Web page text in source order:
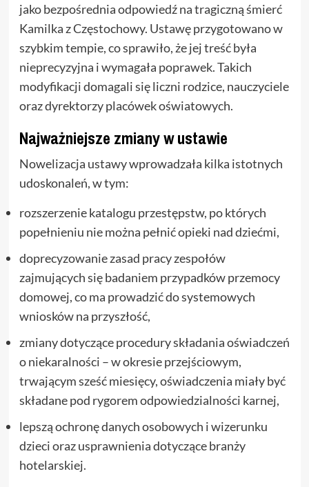
jako bezpośrednia odpowiedź na tragiczną śmierć
Kamilka z Częstochowy. Ustawę przygotowano w
szybkim tempie, co sprawiło, że jej treść była
nieprecyzyjna i wymagała poprawek. Takich
modyfikacji domagali się liczni rodzice, nauczyciele
oraz dyrektorzy placówek oświatowych.
Najważniejsze zmiany w ustawie
Nowelizacja ustawy wprowadzała kilka istotnych
udoskonaleń, w tym:
rozszerzenie katalogu przestępstw, po których
popełnieniu nie można pełnić opieki nad dziećmi,
doprecyzowanie zasad pracy zespołów
zajmujących się badaniem przypadków przemocy
domowej, co ma prowadzić do systemowych
wniosków na przyszłość,
zmiany dotyczące procedury składania oświadczeń
o niekaralności – w okresie przejściowym,
trwającym sześć miesięcy, oświadczenia miały być
składane pod rygorem odpowiedzialności karnej,
lepszą ochronę danych osobowych i wizerunku
dzieci oraz usprawnienia dotyczące branży
hotelarskiej.